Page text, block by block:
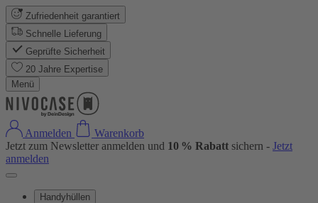
Zufriedenheit garantiert
Schnelle Lieferung
Geprüfte Sicherheit
20 Jahre Expertise
Menü
Anmelden
Warenkorb
Jetzt zum Newsletter anmelden und 10 % Rabatt sichern - Jetzt
anmelden
Handyhüllen